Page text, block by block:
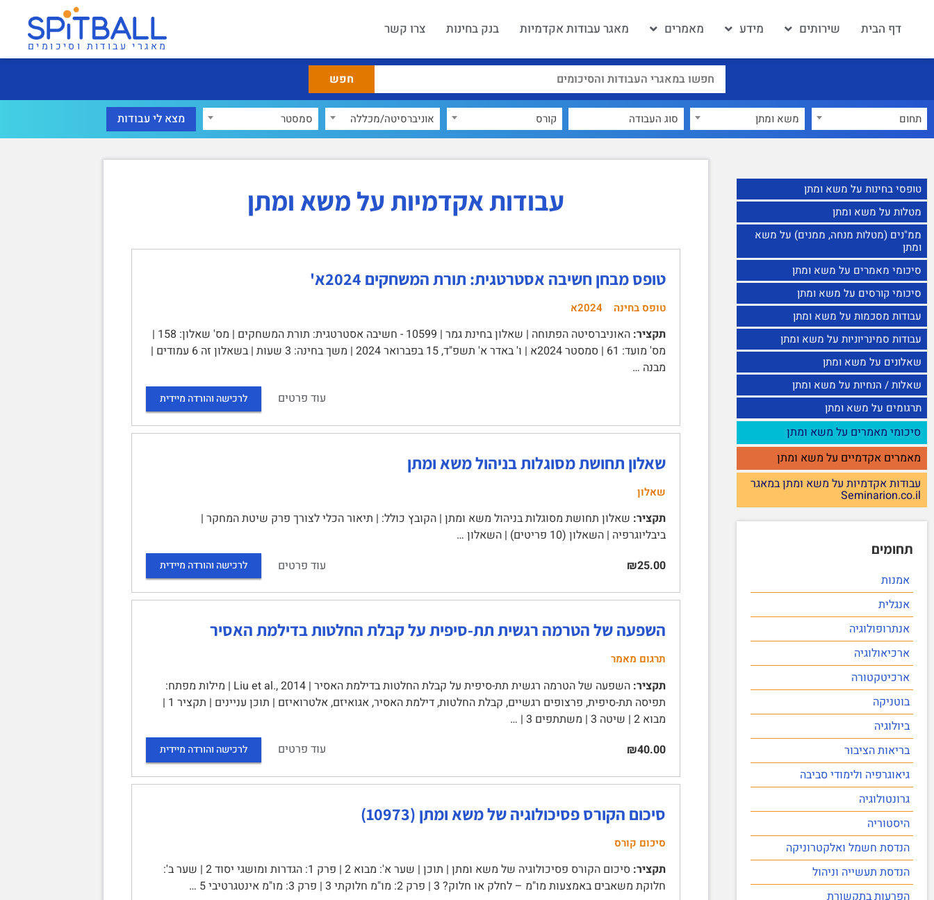
דף הבית שירותים מידע מאמרים מאגר עבודות אקדמיות בנק בחינות צרו קשר
מאגרי עבודות וסיכומים
תחום משא ומתן קורס אוניברסיטה/מכללה סמסטר
טופסי בחינות על משא ומתן
מטלות על משא ומתן
ממ"נים (מטלות מנחה, ממנים) על משא
ומתן
סיכומי מאמרים על משא ומתן
סיכומי קורסים על משא ומתן
עבודות מסכמות על משא ומתן
עבודות סמינריוניות על משא ומתן
שאלונים על משא ומתן
שאלות / הנחיות על משא ומתן
תרגומים על משא ומתן
סיכומי מאמרים על משא ומתן
מאמרים אקדמיים על משא ומתן
עבודות אקדמיות על משא ומתן במאגר
Seminarion.co.il
תחומים
אמנות
אנגלית
אנתרופולוגיה
ארכיאולוגיה
ארכיטקטורה
בוטניקה
ביולוגיה
בריאות הציבור
גיאוגרפיה ולימודי סביבה
גרונטולוגיה
היסטוריה
הנדסת חשמל ואלקטרוניקה
הנדסת תעשייה וניהול
הפרעות בתקשורת
עבודות אקדמיות על משא ומתן
טופס מבחן חשיבה אסטרטגית: תורת המשחקים 2024א'
טופס בחינה 2024א
תקציר:
האוניברסיטה הפתוחה | שאלון בחינת גמר | 10599 - חשיבה אסטרטגית: תורת המשחקים | מס' שאלון: 158 |
מס' מועד: 61 | סמסטר 2024א | ו' באדר א' תשפ"ד, 15 בפברואר 2024 | משך בחינה: 3 שעות | בשאלון זה 6 עמודים |
מבנה …
עוד פרטים
לרכישה והורדה מיידית
שאלון תחושת מסוגלות בניהול משא ומתן
שאלון
תקציר: שאלון תחושת מסוגלות בניהול משא ומתן | הקובץ כולל: | תיאור הכלי לצורך פרק שיטת המחקר |
ביבליוגרפיה | השאלון (10 פריטים) | השאלון …
₪25.00
עוד פרטים לרכישה והורדה מיידית
השפעה של הטרמה רגשית תת-סיפית על קבלת החלטות בדילמת האסיר
תרגום מאמר
תקציר:
השפעה של הטרמה רגשית תת-סיפית על קבלת החלטות בדילמת האסיר | Liu et al., 2014 | מילות מפתח:
תפיסה תת-סיפית, פרצופים רגשיים, קבלת החלטות, דילמת האסיר, אגואיזם, אלטרואיזם | תוכן עניינים | תקציר 1 |
מבוא 2 | שיטה 3 | משתתפים 3 | …
₪40.00
עוד פרטים לרכישה והורדה מיידית
סיכום הקורס פסיכולוגיה של משא ומתן (10973)
סיכום קורס
תקציר:
סיכום הקורס פסיכולוגיה של משא ומתן | תוכן | שער א': מבוא 2 | פרק 1: הגדרות ומושגי יסוד 2 | שער ב':
חלוקת משאבים באמצעות מו"מ – לחלק או חלוק? 3 | פרק 2: מו"מ חלוקתי 3 | פרק 3: מו"מ אינטגרטיבי 5 …